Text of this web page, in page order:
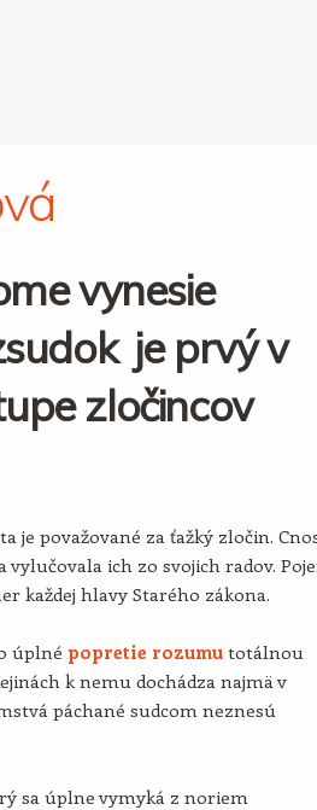
vynesie
je prvý v
zločincov
je považované za ťažký zločin.
ich zo svojich radov.
každej hlavy Starého zákona.
úplné popretie rozumu totálnou
k nemu dochádza najmä v
páchané sudcom neznesú
sa úplne vymyká z noriem